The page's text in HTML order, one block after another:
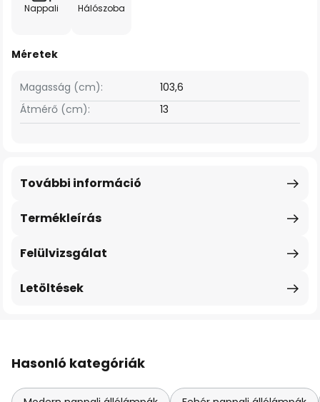
Nappali Hálószoba
Méretek
Magasság (cm):
103,6
Átmérő (cm):
13
Termékleírás
További információ
Felülvizsgálat
Letöltések
Hasonló kategóriák